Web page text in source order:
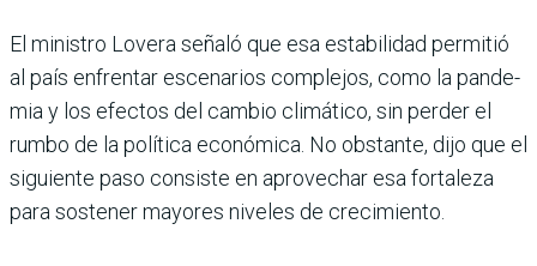
El ministro Lovera señaló que esa estabilidad permitió
al país enfrentar escenarios complejos, como la pande­
mia y los efectos del cam­bio climático, sin perder el
rumbo de la política econó­mica. No obstante, dijo que el
siguiente paso consiste en aprovechar esa fortaleza
para sostener mayores nive­les de crecimiento.